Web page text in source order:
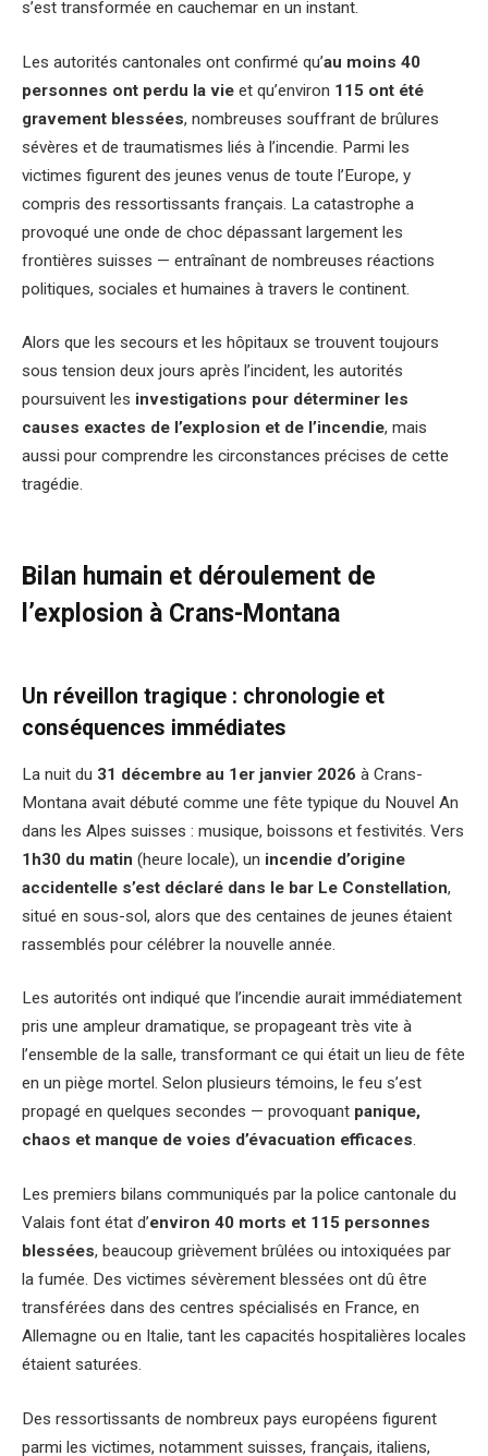
s’est transformée en cauchemar en un instant.
Les autorités cantonales ont confirmé qu’au moins 40
personnes ont perdu la vie et qu’environ 115 ont été
gravement blessées, nombreuses souffrant de brûlures
sévères et de traumatismes liés à l’incendie. Parmi les
victimes figurent des jeunes venus de toute l’Europe, y
compris des ressortissants français. La catastrophe a
provoqué une onde de choc dépassant largement les
frontières suisses — entraînant de nombreuses réactions
politiques, sociales et humaines à travers le continent.
Alors que les secours et les hôpitaux se trouvent toujours
sous tension deux jours après l’incident, les autorités
poursuivent les investigations pour déterminer les
causes exactes de l’explosion et de l’incendie, mais
aussi pour comprendre les circonstances précises de cette
tragédie.
Bilan humain et déroulement de
l’explosion à Crans-Montana
Un réveillon tragique : chronologie et
conséquences immédiates
La nuit du 31 décembre au 1er janvier 2026 à Crans-
Montana avait débuté comme une fête typique du Nouvel An
dans les Alpes suisses : musique, boissons et festivités. Vers
1h30 du matin (heure locale), un incendie d’origine
accidentelle s’est déclaré dans le bar Le Constellation,
situé en sous-sol, alors que des centaines de jeunes étaient
rassemblés pour célébrer la nouvelle année.
Les autorités ont indiqué que l’incendie aurait immédiatement
pris une ampleur dramatique, se propageant très vite à
l’ensemble de la salle, transformant ce qui était un lieu de fête
en un piège mortel. Selon plusieurs témoins, le feu s’est
propagé en quelques secondes — provoquant panique,
chaos et manque de voies d’évacuation efficaces.
Les premiers bilans communiqués par la police cantonale du
Valais font état d’environ 40 morts et 115 personnes
blessées, beaucoup grièvement brûlées ou intoxiquées par
la fumée. Des victimes sévèrement blessées ont dû être
transférées dans des centres spécialisés en France, en
Allemagne ou en Italie, tant les capacités hospitalières locales
étaient saturées.
Des ressortissants de nombreux pays européens figurent
parmi les victimes, notamment suisses, français, italiens,